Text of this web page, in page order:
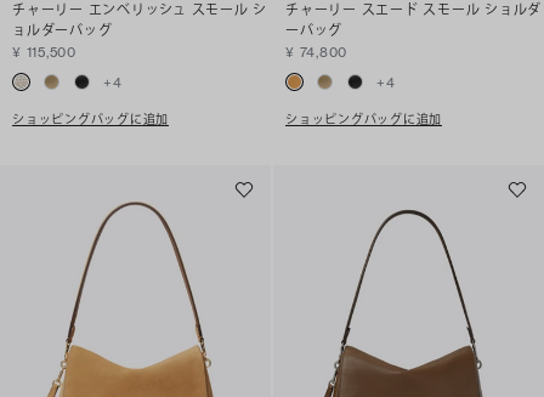
チャーリー エンベリッシュ スモール シ
ョルダーバッグ
¥ 115,500
+4
ショッピングバッグに追加
チャーリー スエード スモール ショルダ
ーバッグ
¥ 74,800
+4
ショッピングバッグに追加